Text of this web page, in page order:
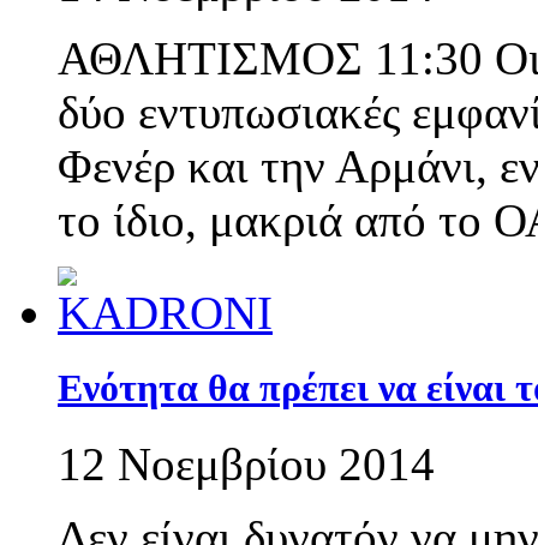
ΑΘΛΗΤΙΣΜΟΣ 11:30 Οι
δύο εντυπωσιακές
Φενέρ και την Αρμάνι,
το ίδιο, μακριά από
Ενότητα θα πρέπει να
12 Νοεμβρίου 2014